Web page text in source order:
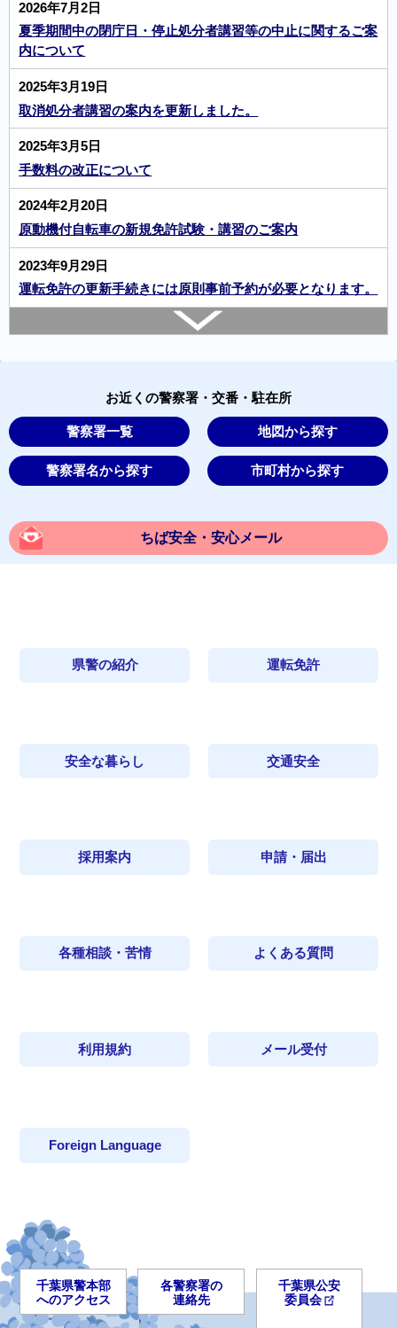
2026年7月2日
夏季期間中の閉庁日・停止処分者講習等の中止に関するご案
内について
2025年3月19日
取消処分者講習の案内を更新しました。
2025年3月5日
手数料の改正について
2024年2月20日
原動機付自転車の新規免許試験・講習のご案内
2023年9月29日
運転免許の更新手続きには原則事前予約が必要となります。
お近くの警察署・交番・駐在所
警察署一覧 地図から探す
警察署名から探す 市町村から探す
ちば安全・安心メール
県警の紹介 運転免許
安全な暮らし 交通安全
採用案内 申請・届出
各種相談・苦情 よくある質問
利用規約 メール受付
Foreign Language
千葉県警本部
へのアクセス
各警察署の
連絡先
千葉県公安
委員会